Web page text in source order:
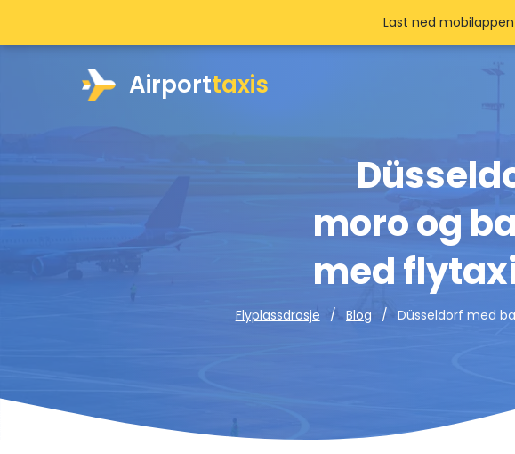
Airporttaxis
moro og
med
Flyplassdrosje Blog Düsseldorf med
Last ned